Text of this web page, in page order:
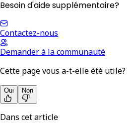
Besoin d'aide supplémentaire?
Contactez-nous
Demander à la communauté
Cette page vous a-t-elle été utile?
Oui Non
Dans cet article